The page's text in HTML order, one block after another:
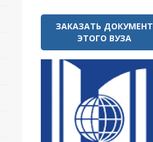
ЗАКАЗАТЬ ДОКУМЕНТ
ЭТОГО ВУЗА